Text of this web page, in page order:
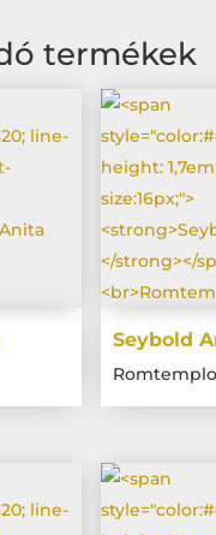
termékek
Seybold